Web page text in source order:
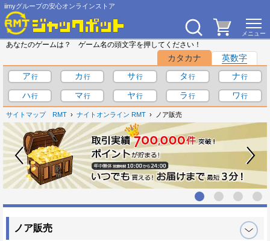
iimyグループの安心オンラインストア
あなたのゲームは？ ゲーム名の頭文字を押してください！
カタカナ
英数字
ア
カ サ タ
ナ
ハ
マ ヤ ラ ワ
サイトマップ RMT ナイトオンライン RMT ノア販売
ノア販売